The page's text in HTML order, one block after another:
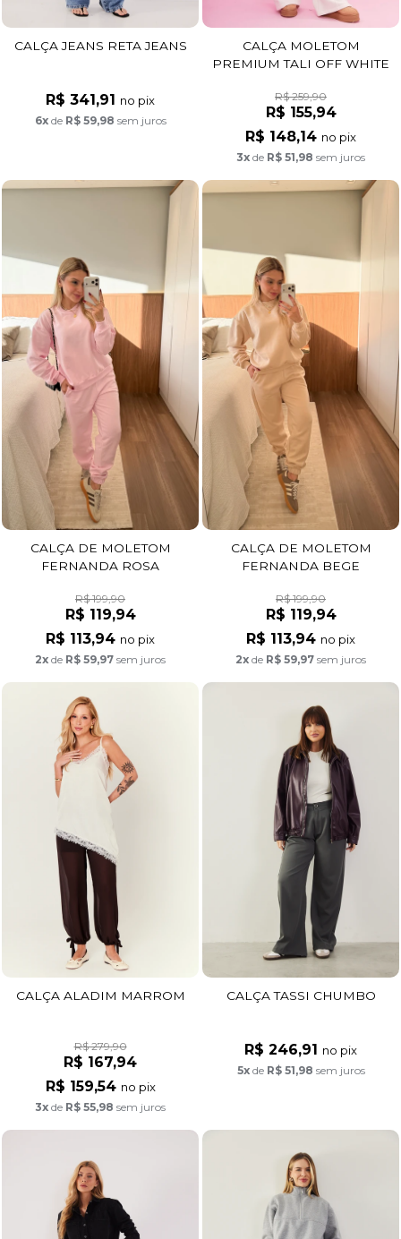
CALÇA JEANS RETA JEANS
R$ 341,91 no pix
6xde R$ 59,98 sem juros
CALÇA MOLETOM
PREMIUM TALI OFF WHITE
R$ 259,90
R$ 155,94
R$ 148,14 no pix
3x de R$ 51,98 sem juros
CALÇA DE MOLETOM
FERNANDA ROSA
R$ 199,90
R$ 119,94
R$ 113,94 no pix
2x de R$ 59,97 sem juros
CALÇA DE MOLETOM
FERNANDA BEGE
R$ 199,90
R$ 119,94
R$ 113,94 no pix
2x de R$ 59,97 sem juros
CALÇA ALADIM MARROM
R$ 279,90
R$ 167,94
R$ 159,54 no pix
3x de R$ 55,98 sem juros
CALÇA TASSI CHUMBO
R$ 246,91 no pix
5xde R$ 51,98 sem juros